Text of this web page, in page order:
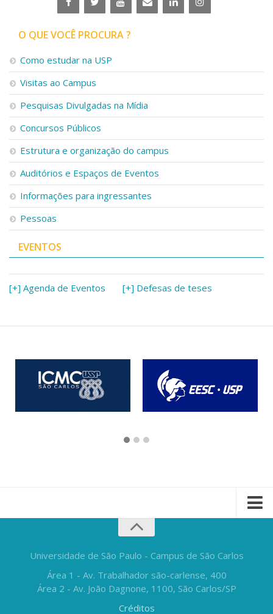
O QUE VOCÊ PROCURA ?
Como estudar na USP
Visitas ao Campus
Pesquisas Divulgadas na Mídia
Concursos Públicos
Estrutura e organização do campus
Auditórios e Espaços de Eventos
Informações para ingressantes
Pessoas
EVENTOS
[+] Agenda de Eventos [+] Defesas de teses
Universidade de São Paulo - Campus de São Carlos
Área 1 - Av. Trabalhador são-carlense, 400
Área 2 - Av. João Dagnone, 1100, São Carlos/SP
Créditos